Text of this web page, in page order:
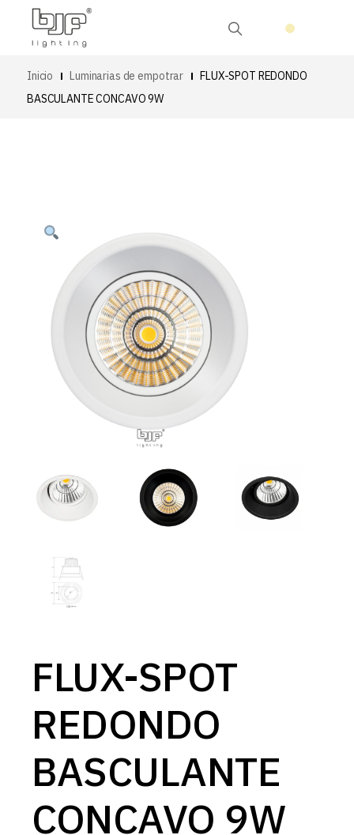
Inicio Luminarias de empotrar
FLUX-SPOT REDONDO
BASCULANTE CONCAVO 9W
FLUX-SPOT
REDONDO
BASCULANTE
CONCAVO 9W